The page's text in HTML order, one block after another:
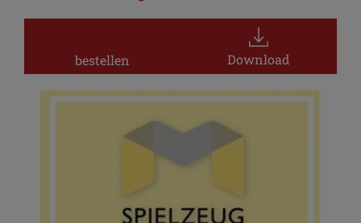
bestellen Download